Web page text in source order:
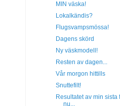
MIN väska!
Lokalkändis?
Flugsvampsmössa!
Dagens skörd
Ny väskmodell!
Resten av dagen...
Vår morgon hittills
Snuttefilt!
Resultatet av min sista
nu...